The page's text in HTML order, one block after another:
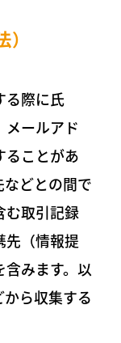
る際に氏
メールアド
ることがあ
どとの間で
む取引記録
先（情報提
みます。以
ら収集する